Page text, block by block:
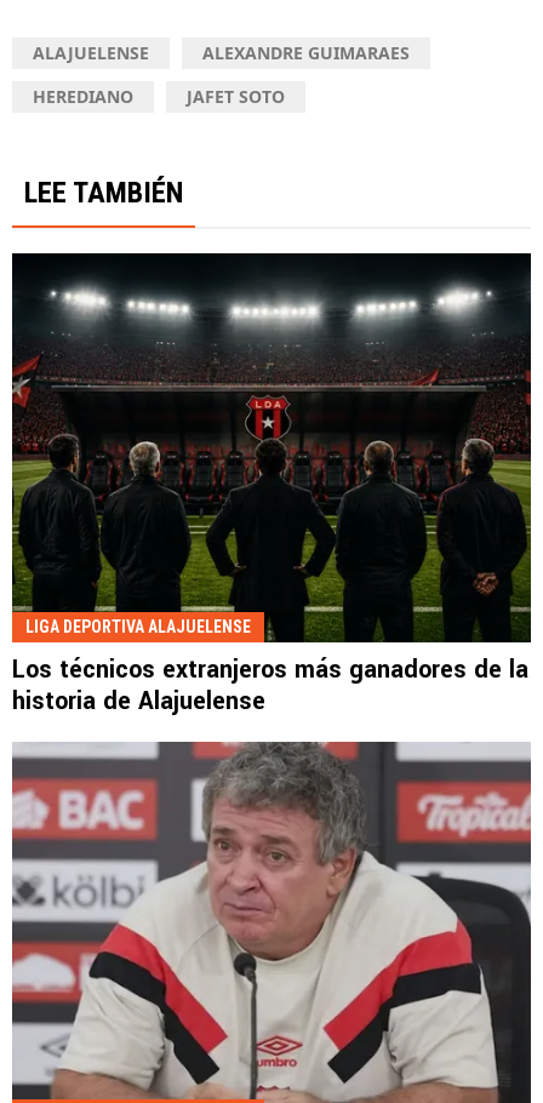
ALAJUELENSE
ALEXANDRE GUIMARAES
HEREDIANO
JAFET SOTO
LEE TAMBIÉN
LIGA DEPORTIVA ALAJUELENSE
Los técnicos extranjeros más ganadores de la
historia de Alajuelense